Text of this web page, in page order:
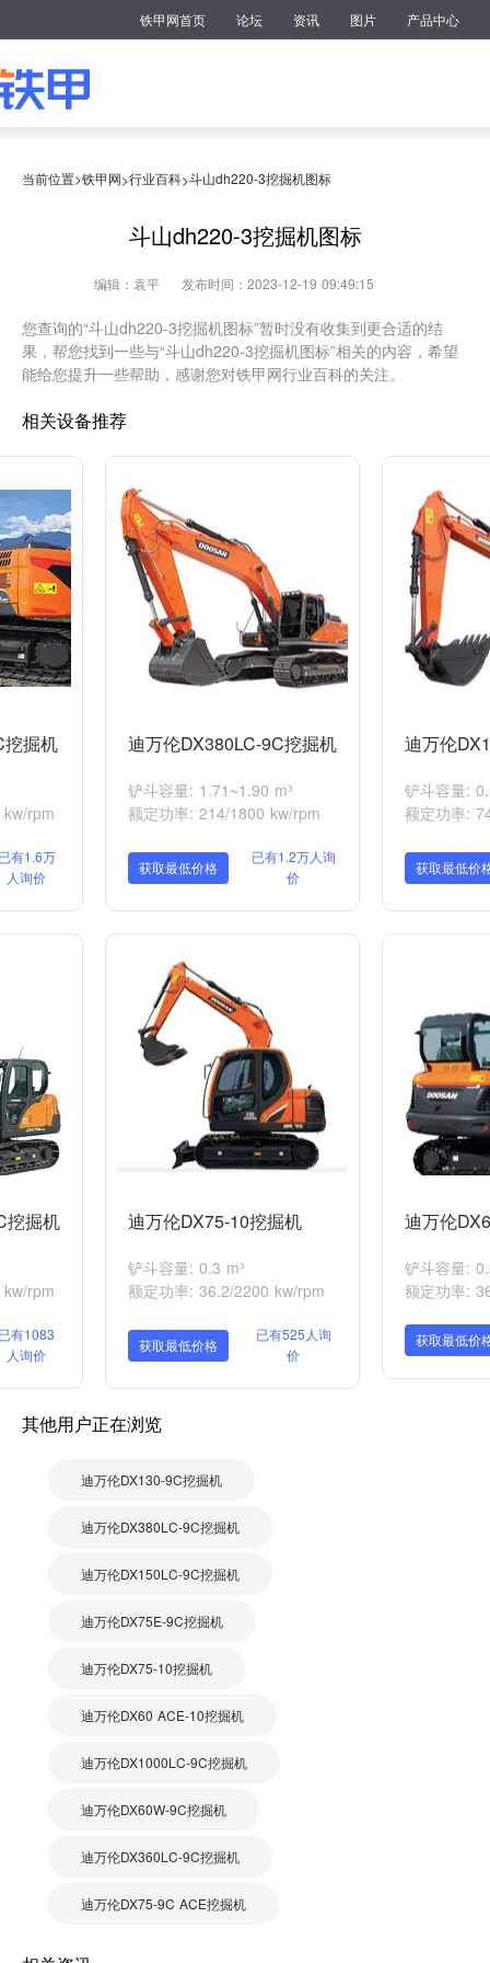
铁甲网首页 论坛 资讯 图片 产品中心
当前位置>铁甲网>行业百科>斗山dh220-3挖掘机图标
斗山dh220-3挖掘机图标
编辑：袁平 发布时间：2023-12-19 09:49:15
您查询的“斗山dh220-3挖掘机图标”暂时没有收集到更合适的结
果，帮您找到一些与“斗山dh220-3挖掘机图标”相关的内容，希望
能给您提升一些帮助，感谢您对铁甲网行业百科的关注。
相关设备推荐
掘机
rpm
有1.6万
人询价
迪万伦DX380LC-9C挖掘机
铲斗容量: 1.71~1.90 m³
额定功率: 214/1800 kw/rpm
获取最低价格
已有1.2万人询
价
迪万伦
铲斗容量:
额定功率:
获取最低价
挖掘机
rpm
有1083
人询价
迪万伦DX75-10挖掘机
铲斗容量: 0.3 m³
额定功率: 36.2/2200 kw/rpm
获取最低价格
已有525人询
价
迪万伦
铲斗容量:
额定功率:
获取最低价
其他用户正在浏览
迪万伦DX130-9C挖掘机
迪万伦DX380LC-9C挖掘机
迪万伦DX150LC-9C挖掘机
迪万伦DX75E-9C挖掘机
迪万伦DX75-10挖掘机
迪万伦DX60 ACE-10挖掘机
迪万伦DX1000LC-9C挖掘机
迪万伦DX60W-9C挖掘机
迪万伦DX360LC-9C挖掘机
迪万伦DX75-9C ACE挖掘机